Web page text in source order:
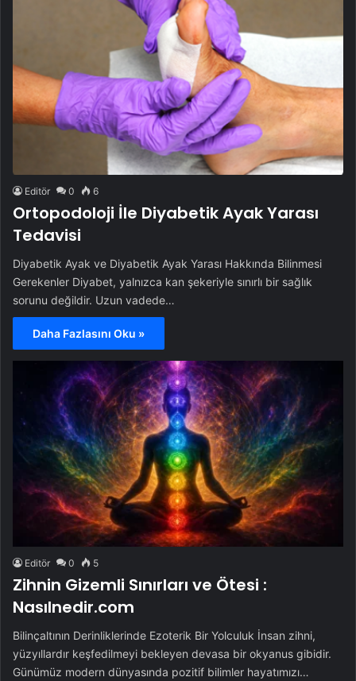
Editör 0 6
Ortopodoloji İle Diyabetik Ayak Yarası
Tedavisi
Diyabetik Ayak ve Diyabetik Ayak Yarası Hakkında Bilinmesi
Gerekenler Diyabet, yalnızca kan şekeriyle sınırlı bir sağlık
sorunu değildir. Uzun vadede…
Daha Fazlasını Oku »
Editör 0 5
Zihnin Gizemli Sınırları ve Ötesi :
Nasılnedir.com
Bilinçaltının Derinliklerinde Ezoterik Bir Yolculuk İnsan zihni,
yüzyıllardır keşfedilmeyi bekleyen devasa bir okyanus gibidir.
Günümüz modern dünyasında pozitif bilimler hayatımızı…